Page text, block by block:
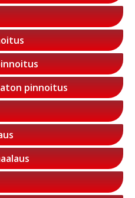
pinnoitus